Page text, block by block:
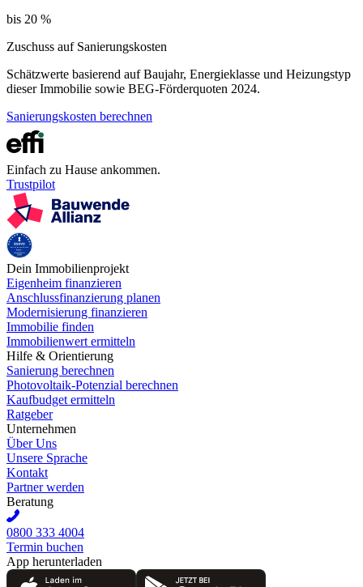
bis 20 %
Zuschuss auf Sanierungskosten
Schätzwerte basierend auf Baujahr, Energieklasse und Heizungstyp
dieser Immobilie sowie BEG-Förderquoten 2024.
Sanierungskosten berechnen
Einfach zu Hause ankommen.
Trustpilot
Dein Immobilienprojekt
Eigenheim finanzieren
Anschlussfinanzierung planen
Modernisierung finanzieren
Immobilie finden
Immobilienwert ermitteln
Hilfe & Orientierung
Sanierung berechnen
Photovoltaik-Potenzial berechnen
Kaufbudget ermitteln
Ratgeber
Unternehmen
Über Uns
Unsere Sprache
Kontakt
Partner werden
Beratung
0800 333 4004
Termin buchen
App herunterladen